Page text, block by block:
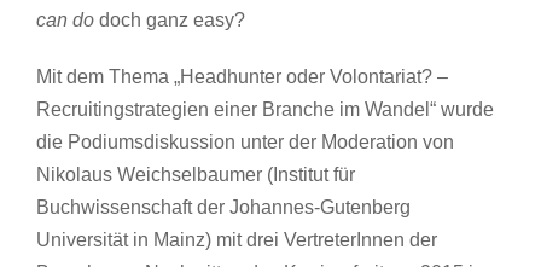
can do doch ganz easy?
Mit dem Thema „Headhunter oder Volontariat? –
Recruitingstrategien einer Branche im Wandel“ wurde
die Podiumsdiskussion unter der Moderation von
Nikolaus Weichselbaumer (Institut für
Buchwissenschaft der Johannes-Gutenberg
Universität in Mainz) mit drei VertreterInnen der